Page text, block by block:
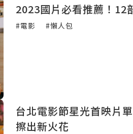
2023國片必看推薦！12
#電影 #懶人包
台北電影節星光首映片
擦出新火花